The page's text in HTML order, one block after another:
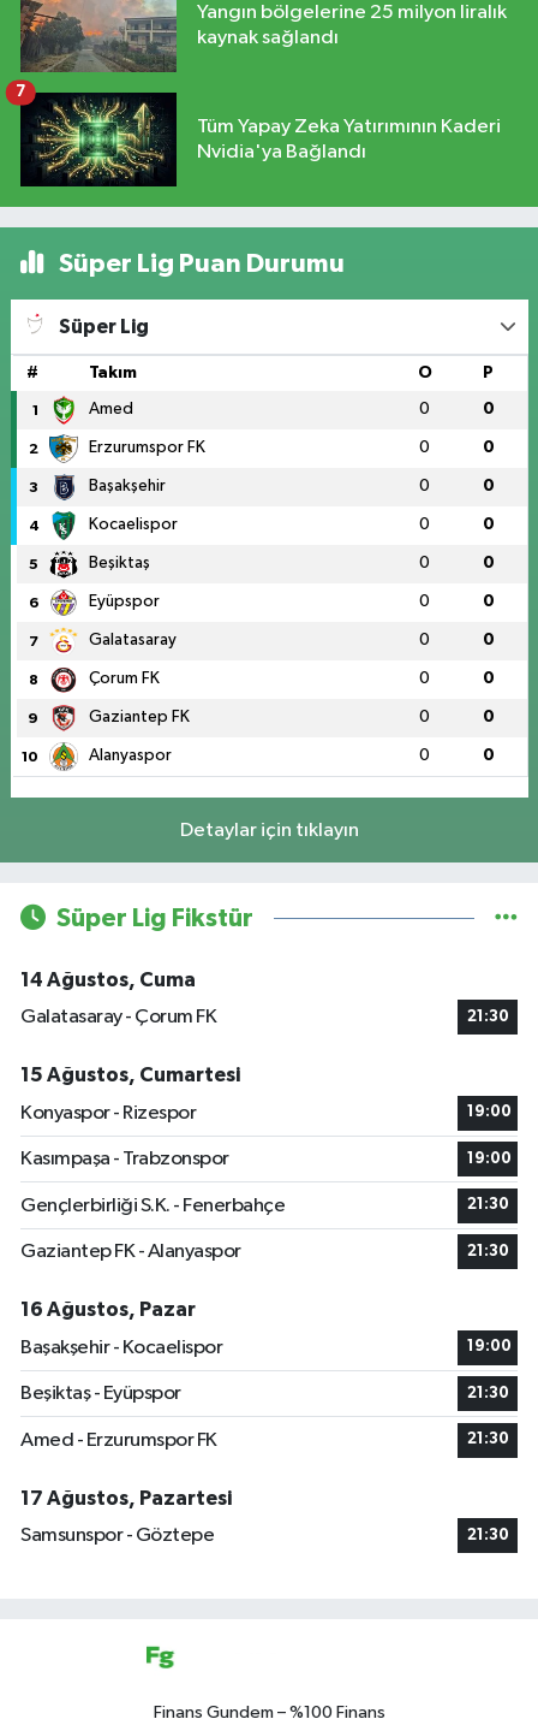
Yangın bölgelerine 25 milyon liralık
kaynak sağlandı
Tüm Yapay Zeka Yatırımının Kaderi
Nvidia'ya Bağlandı
7
Süper Lig Puan Durumu
Süper Lig
# Takım O P
1 Amed 0 0
2 Erzurumspor FK 0 0
3 Başakşehir 0 0
4 Kocaelispor 0 0
5 Beşiktaş 0 0
6 Eyüpspor 0 0
7 Galatasaray 0 0
8 Çorum FK 0 0
9 Gaziantep FK 0 0
10 Alanyaspor 0 0
Detaylar için tıklayın
Süper Lig Fikstür
14 Ağustos, Cuma
Galatasaray - Çorum FK
21:30
15 Ağustos, Cumartesi
Konyaspor - Rizespor
19:00
Kasımpaşa - Trabzonspor 19:00
Gençlerbirliği S.K. - Fenerbahçe 21:30
Gaziantep FK - Alanyaspor 21:30
16 Ağustos, Pazar
Başakşehir - Kocaelispor
19:00
Beşiktaş - Eyüpspor 21:30
Amed - Erzurumspor FK 21:30
17 Ağustos, Pazartesi
Samsunspor - Göztepe
21:30
Finans Gundem – %100 Finans